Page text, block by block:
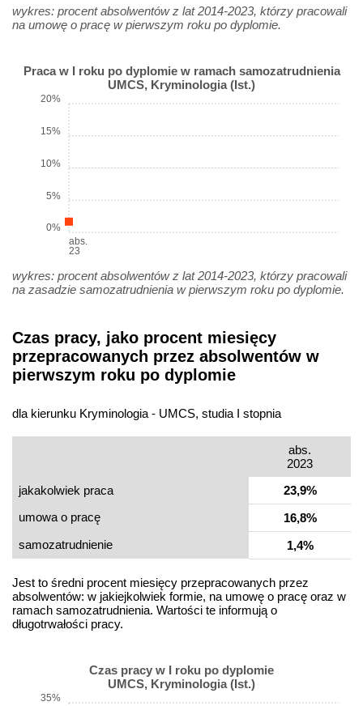
wykres: procent absolwentów z lat 2014-2023, którzy pracowali
na umowę o pracę w pierwszym roku po dyplomie.
Praca w I roku po dyplomie w ramach samozatrudnienia
UMCS, Kryminologia (Ist.)
abs.
23
0%
5%
10%
15%
20%
wykres: procent absolwentów z lat 2014-2023, którzy pracowali
na zasadzie samozatrudnienia w pierwszym roku po dyplomie.
Czas pracy, jako procent miesięcy
przepracowanych przez absolwentów w
pierwszym roku po dyplomie
dla kierunku Kryminologia - UMCS, studia I stopnia
abs.
2023
jakakolwiek praca
23,9%
umowa o pracę
16,8%
samo­zatrudnienie
1,4%
Jest to średni procent miesięcy przepracowanych przez
absolwentów: w jakiejkolwiek formie, na umowę o pracę oraz w
ramach samozatrudnienia. Wartości te informują o
długotrwałości pracy.
Czas pracy w I roku po dyplomie
UMCS, Kryminologia (Ist.)
35%